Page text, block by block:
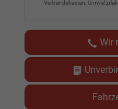
Verbandskasten,
Wir